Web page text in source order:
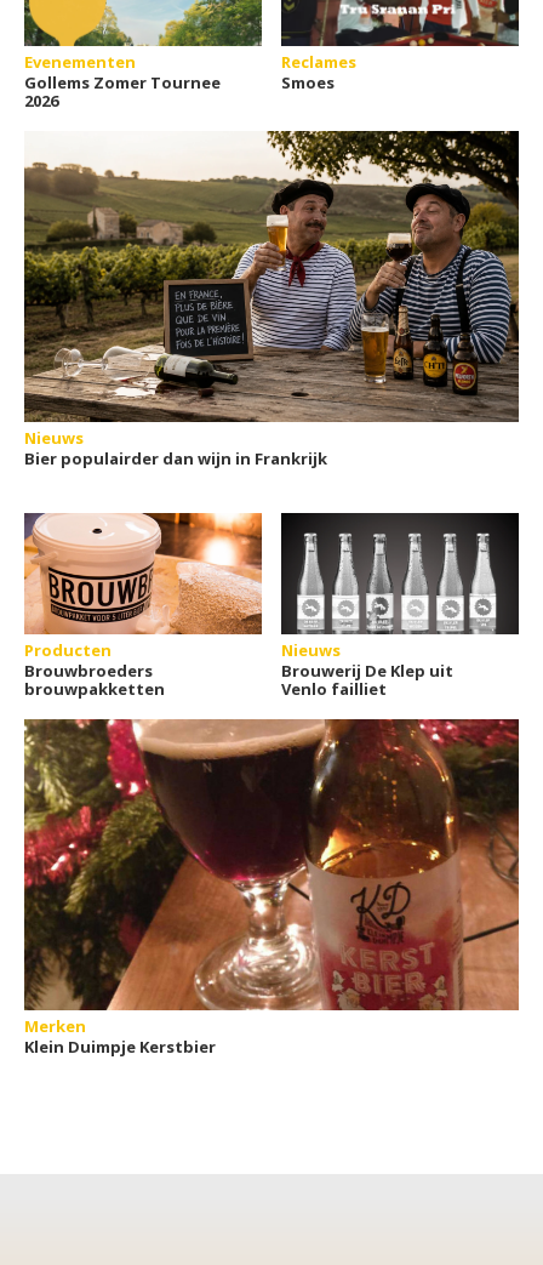
Evenementen
Gollems Zomer Tournee
2026
Reclames
Smoes
Nieuws
Bier populairder dan wijn in Frankrijk
Producten
Brouwbroeders
brouwpakketten
Nieuws
Brouwerij De Klep uit
Venlo failliet
Merken
Klein Duimpje Kerstbier